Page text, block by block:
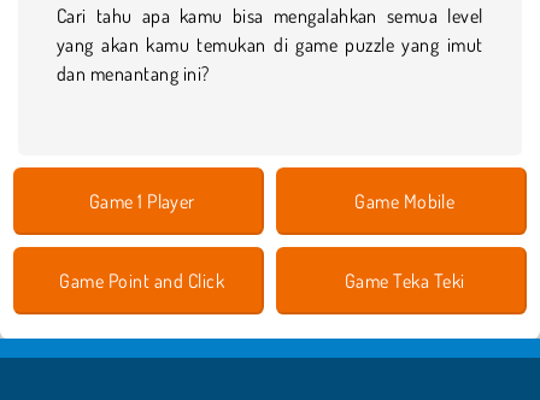
Cari tahu apa kamu bisa mengalahkan semua level
yang akan kamu temukan di game puzzle yang imut
dan menantang ini?
Game 1 Player Game Mobile
Game Point and Click Game Teka Teki